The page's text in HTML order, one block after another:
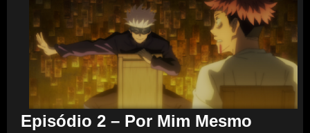
Episódio 2 – Por Mim Mesmo